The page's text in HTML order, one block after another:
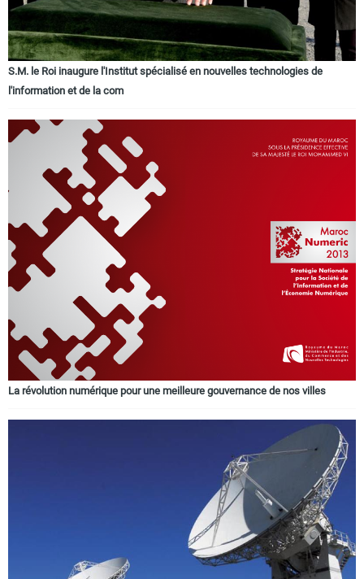
S.M. le Roi inaugure l'Institut spécialisé en nouvelles technologies de
l'information et de la com
La révolution numérique pour une meilleure gouvernance de nos villes